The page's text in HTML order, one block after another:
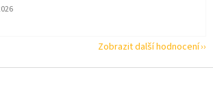
obchodu je 5 z 5 hvězdiček.
Zobrazit další hodnocení